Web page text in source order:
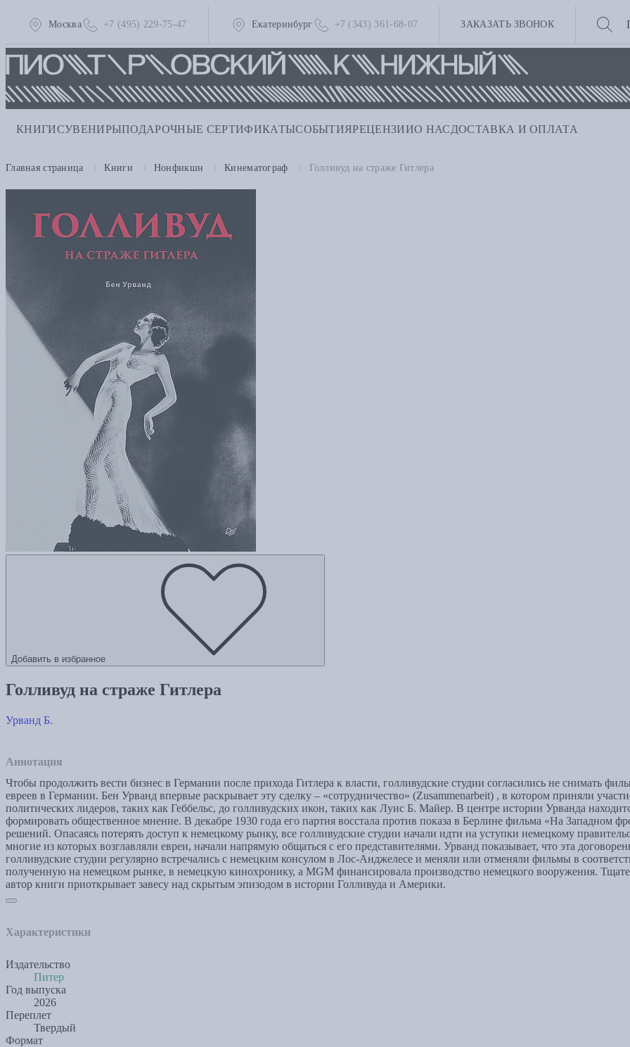
Москва +7 (495) 229-75-47 Екатеринбург +7 (343) 361-68-07 ЗАКАЗАТЬ ЗВОНОК
КНИГИСУВЕНИРЫПОДАРОЧНЫЕ СЕРТИФИКАТЫСОБЫТИЯРЕЦЕНЗИИО НАС ДОСТАВКА И ОПЛАТА
Главная страница Книги Нонфикшн Кинематограф Голливуд на страже Гитлера
Добавить в избранное
Голливуд на страже Гитлера
Урванд Б.
Аннотация
Чтобы продолжить вести бизнес в Германии после прихода Гитлера к власти, голливудские студии согласились не снимать
евреев в Германии. Бен Урванд впервые раскрывает эту сделку – «сотрудничество» (Zusammenarbeit) , в котором приняли
политических лидеров, таких как Геббельс, до голливудских икон, таких как Луис Б. Майер. В центре истории Урванда
формировать общественное мнение. В декабре 1930 года его партия восстала против показа в Берлине фильма «На Западном
решений. Опасаясь потерять доступ к немецкому рынку, все голливудские студии начали идти на уступки немецкому
многие из которых возглавляли евреи, начали напрямую общаться с его представителями. Урванд показывает, что эта
голливудские студии регулярно встречались с немецким консулом в Лос-Анджелесе и меняли или отменяли фильмы в
полученную на немецком рынке, в немецкую кинохронику, а MGM финансировала производство немецкого вооружения.
автор книги приоткрывает завесу над скрытым эпизодом в истории Голливуда и Америки.
Характеристики
Издательство
Питер
Год выпуска
2026
Переплет
Твердый
Формат